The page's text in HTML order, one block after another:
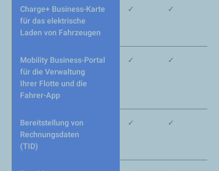
Charge+ Business-Karte
für das elektrische
Laden von Fahrzeugen
✓ ✓
Mobility Business-Portal
für die Verwaltung
Ihrer Flotte und die
Fahrer-App
✓ ✓
Bereitstellung von
Rechnungsdaten
(TID)
✓ ✓